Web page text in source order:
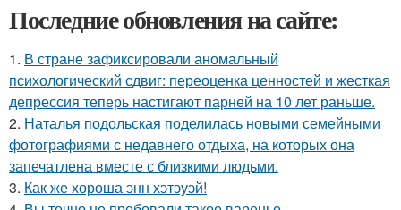
Последние обновления на сайте:
1. В стране зафиксировали аномальный
психологический сдвиг: переоценка ценностей и жесткая
депрессия теперь настигают парней на 10 лет раньше.
2. Наталья подольская поделилась новыми семейными
фотографиями с недавнего отдыха, на которых она
запечатлена вместе с близкими людьми.
3. Как же хороша энн хэтэуэй!